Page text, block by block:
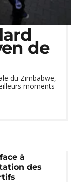
de
du Zimbabwe,
moments
à
des